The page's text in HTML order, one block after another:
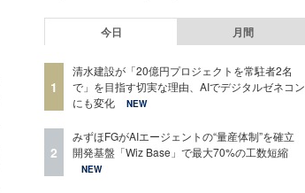
今日 月間
1
清水建設が「20億円プロジェクトを常駐者2名
で」を目指す切実な理由、AIでデジタルゼネコン
にも変化
NEW
2
みずほFGがAIエージェントの“量産体制”を確立
開発基盤「Wiz Base」で最大70%の工数短縮
NEW